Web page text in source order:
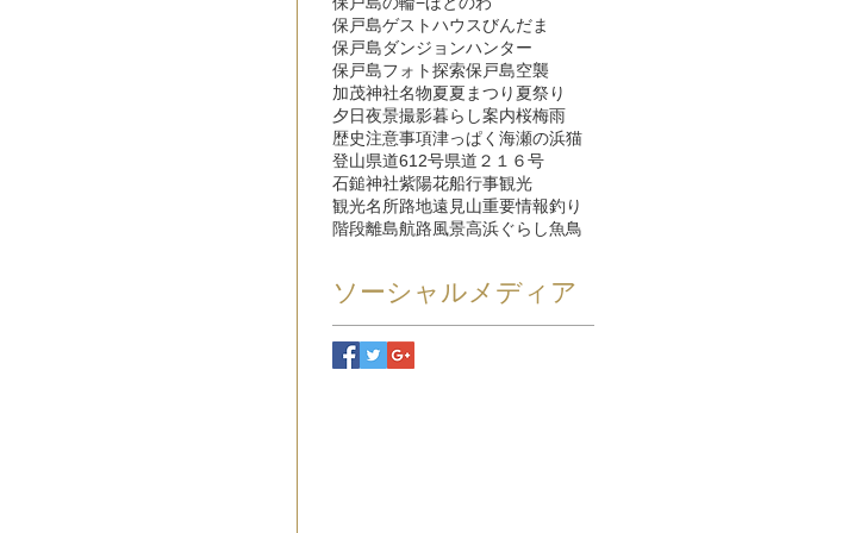
保戸島ゲストハウスびんだま
保戸島ダンジョンハンター
保戸島フォト探索保戸島空襲
加茂神社名物夏夏まつり 夏祭り
夕日夜景撮影暮らし案内桜梅雨
歴史注意事項津っぱく 海瀬の浜猫
登山県道612号県道２１６号
石鎚神社紫陽花船行事観光
観光名所路地遠見山重要情報釣り
階段離島航路 風景高浜ぐらし魚鳥
ソーシャルメディア